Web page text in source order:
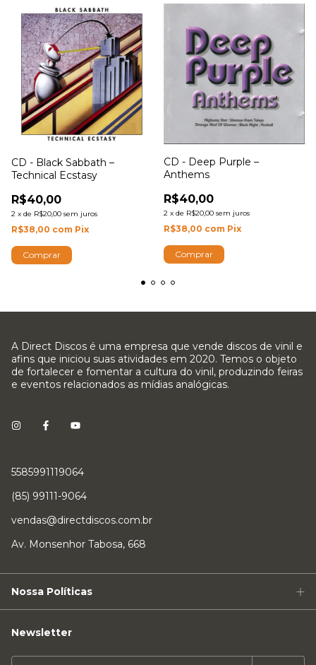
CD - Black Sabbath –
Technical Ecstasy
R$40,00
2 x de R$20,00 sem juros
R$38,00 com Pix
CD - Deep Purple –
Anthems
R$40,00
2 x de R$20,00 sem juros
R$38,00 com Pix
A Direct Discos é uma empresa que vende discos de vinil e
afins que iniciou suas atividades em 2020. Temos o objeto
de fortalecer e fomentar a cultura do vinil, produzindo feiras
e eventos relacionados as mídias analógicas.
5585991119064
(85) 99111-9064
vendas@directdiscos.com.br
Av. Monsenhor Tabosa, 668
Nossa Políticas
Newsletter